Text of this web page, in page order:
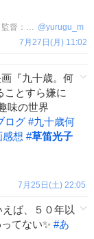
「小春日和～Indian Summer～」5.16公開／監督：松本動／Yurugu.M @yurugu_m
7月27日(月) 11:02
『九十歳。何
ことすら嫌に
味の世界
ログ #九十歳何
感想 #草笛光子
7月25日(土) 22:05
ば、５０年以
てない✨ #あ